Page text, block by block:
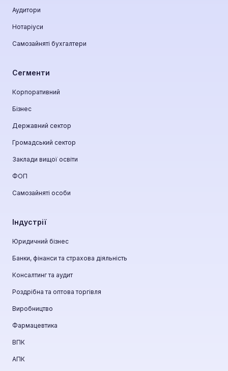
Аудитори
Нотаріуси
Самозайняті бухгалтери
Сегменти
Корпоративний
Бізнес
Державний сектор
Громадський сектор
Заклади вищої освіти
ФОП
Самозайняті особи
Індустрії
Юридичний бізнес
Банки, фінанси та страхова діяльність
Консалтинг та аудит
Роздрібна та оптова торгівля
Виробництво
Фармацевтика
ВПК
АПК